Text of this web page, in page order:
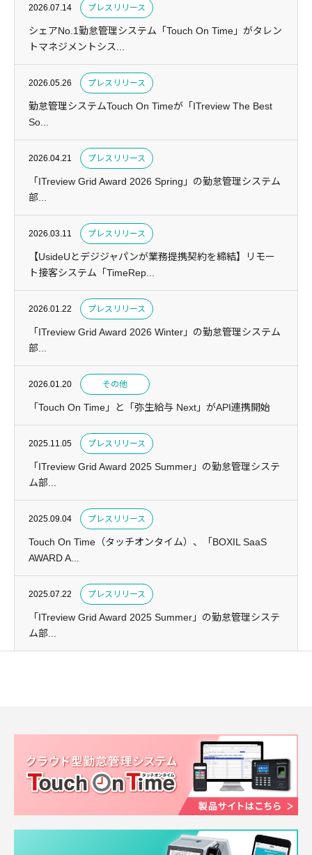
2026.07.14 プレスリリース
シェアNo.1勤怠管理システム「Touch On Time」がタレン
トマネジメントシス...
2026.05.26 プレスリリース
勤怠管理システムTouch On Timeが「ITreview The Best
So...
2026.04.21 プレスリリース
「ITreview Grid Award 2026 Spring」の勤怠管理システム
部...
2026.03.11 プレスリリース
【UsideUとデジジャパンが業務提携契約を締結】リモー
ト接客システム「TimeRep...
2026.01.22 プレスリリース
「ITreview Grid Award 2026 Winter」の勤怠管理システム
部...
2026.01.20 その他
「Touch On Time」と「弥生給与 Next」がAPI連携開始
2025.11.05 プレスリリース
「ITreview Grid Award 2025 Summer」の勤怠管理システ
ム部...
2025.09.04 プレスリリース
Touch On Time（タッチオンタイム）、「BOXIL SaaS
AWARD A...
2025.07.22 プレスリリース
「ITreview Grid Award 2025 Summer」の勤怠管理システ
ム部...